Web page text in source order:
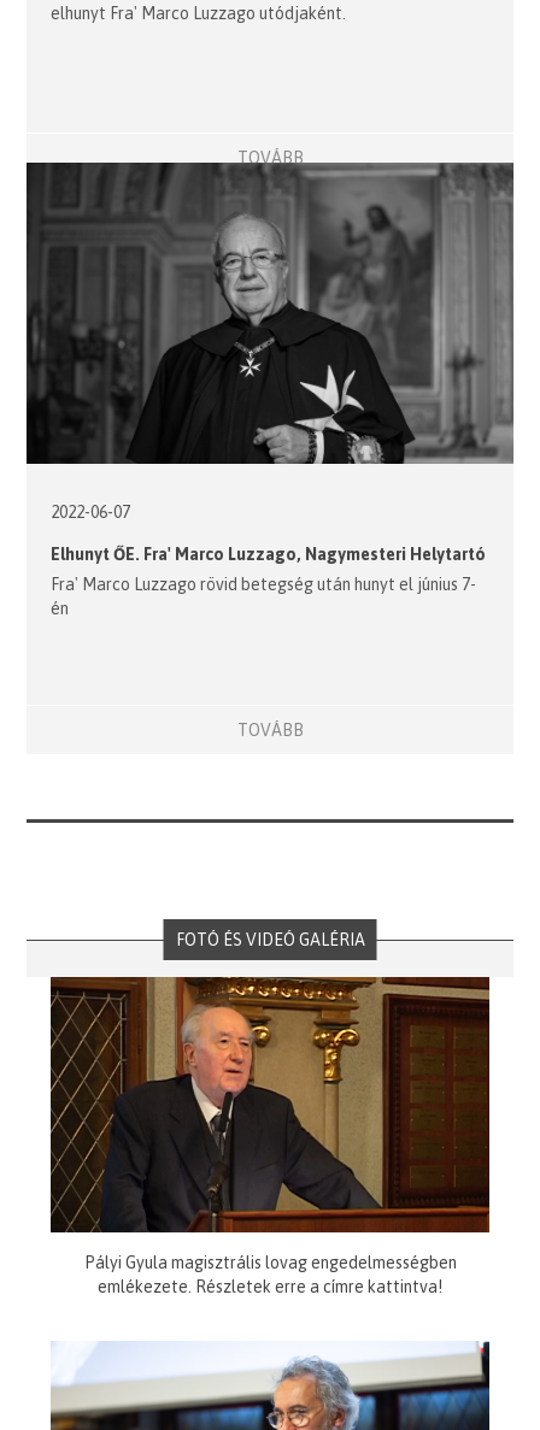
elhunyt Fra' Marco Luzzago utódjaként.
TOVÁBB
2022-06-07
Elhunyt ŐE. Fra' Marco Luzzago, Nagymesteri Helytartó
Fra' Marco Luzzago rövid betegség után hunyt el június 7-
én
TOVÁBB
FOTÓ ÉS VIDEÓ GALÉRIA
Pályi Gyula magisztrális lovag engedelmességben
emlékezete. Részletek erre a címre kattintva!